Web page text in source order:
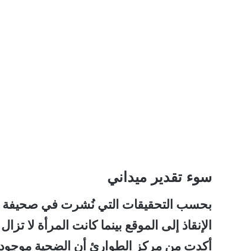
سوء تقدير ميداني
الإنقاذ إلى الموقع بينما كانت المرأة لا
أكدت من مركز الطوارئ أن الضحية